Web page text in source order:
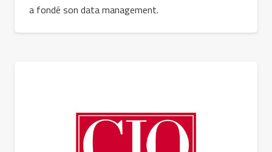
a fondé son data management.